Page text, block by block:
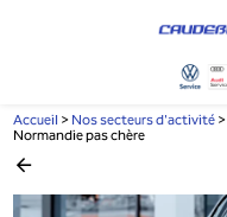
Accueil >Nos secteurs d'activité
Normandie pas chère